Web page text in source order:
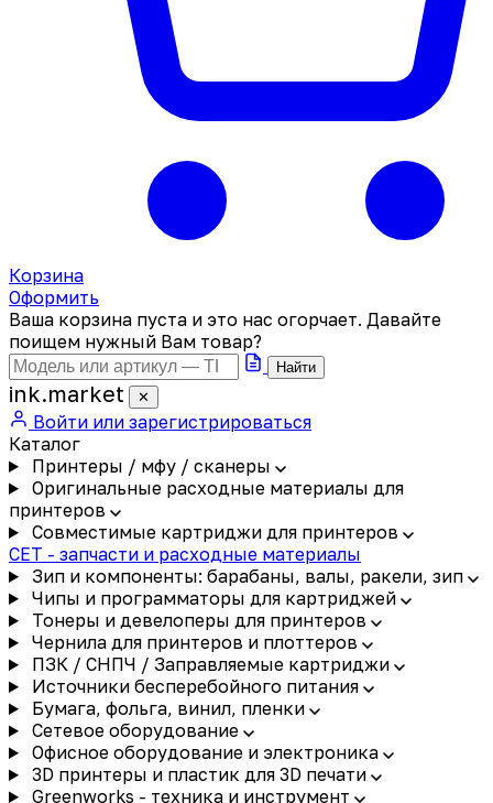
Корзина
Оформить
Ваша корзина пуста и это нас огорчает. Давайте
поищем нужный Вам товар?
Найти
ink.market ✕
Войти или зарегистрироваться
Каталог
Принтеры / мфу / сканеры
Оригинальные расходные материалы для
принтеров
Совместимые картриджи для принтеров
CET - запчасти и расходные материалы
Зип и компоненты: барабаны, валы, ракели, зип
Чипы и программаторы для картриджей
Тонеры и девелоперы для принтеров
Чернила для принтеров и плоттеров
ПЗК / СНПЧ / Заправляемые картриджи
Источники бесперебойного питания
Бумага, фольга, винил, пленки
Сетевое оборудование
Офисное оборудование и электроника
3D принтеры и пластик для 3D печати
Greenworks - техника и инструмент